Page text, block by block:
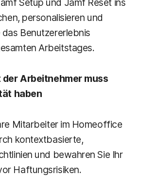
personalisieren und
Benutzererlebnis
Arbeitstages.
der Arbeitnehmer muss
haben
Mitarbeiter im Homeoffice
kontextbasierte,
und bewahren Sie Ihr
Haftungsrisiken.